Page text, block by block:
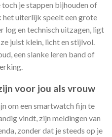
toch je stappen bijhouden of
het uiterlijk speelt een grote
log en technisch uitzagen, ligt
juist klein, licht en stijlvol.
een slanke leren band of
voor jou als vrouw
om een smartwatch fijn te
vindt, zijn meldingen van
zonder dat je steeds op je